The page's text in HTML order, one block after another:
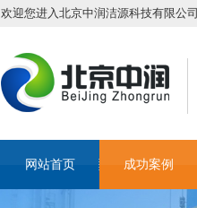
欢迎您进入北京中润洁源科技有限公司
网站首页 成功案例